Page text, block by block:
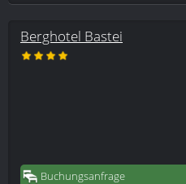
Berghotel Bastei
Buchungsanfrage